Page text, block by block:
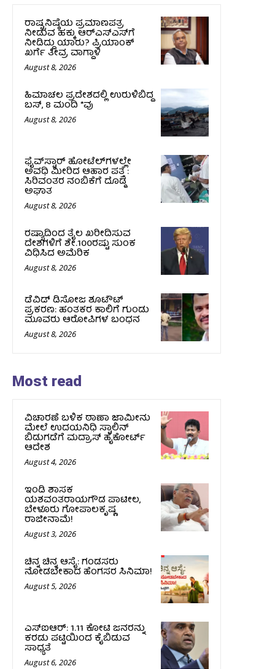
ರಾಷ್ಟ್ರನಿಷ್ಠೆಯ ಪ್ರಮಾಣಪತ್ರ
ನೀಡುವ ಹಕ್ಕು ಆರ್‌ಎಸ್‌ಎಸ್‌ಗೆ
ನೀಡಿದ್ದು ಯಾರು? ಪ್ರಿಯಾಂಕ್
ಖರ್ಗೆ ತೀವ್ರ ವಾಗ್ದಾಳಿ
August 8, 2026
ಹಿಮಾಚಲ ಪ್ರದೇಶದಲ್ಲಿ ಉರುಳಿಬಿದ್ದ
ಬಸ್‌, 8 ಮಂದಿ *ವು
August 8, 2026
ಫೈವ್‌ಸ್ಟಾರ್ ಹೋಟೆಲ್‌ಗಳಲ್ಲೇ
ಅವಧಿ ಮೀರಿದ ಆಹಾರ ಪತ್ತೆ :
ಸಿರಿವಂತರ ನಂಬಿಕೆಗೆ ದೊಡ್ಡ
ಅಘಾತ
August 8, 2026
ರಷ್ಯಾದಿಂದ ತೈಲ ಖರೀದಿಸುವ
ದೇಶಗಳಿಗೆ ಶೇ.100ರಷ್ಟು ಸುಂಕ
ವಿಧಿಸಿದ ಅಮೆರಿಕ
August 8, 2026
ಡೆವಿಡ್ ಡಿಸೋಜ ಶೂಟೌಟ್
ಪ್ರಕರಣ: ಹಂತಕರ ಕಾಲಿಗೆ ಗುಂಡು
ಮೂವರು ಆರೋಪಿಗಳ ಬಂಧನ
August 8, 2026
Most read
ವಿಚಾರಣೆ ಬಳಿಕ ಠಾಣಾ ಜಾಮೀನು
ಮೇಲೆ ಉದಯನಿಧಿ ಸ್ಟಾಲಿನ್‌
ಬಿಡುಗಡೆಗೆ ಮದ್ರಾಸ್‌ ಹೈಕೋರ್ಟ್‌
ಆದೇಶ
August 4, 2026
ಇಂಡಿ ಶಾಸಕ
ಯಶವಂತರಾಯಗೌಡ ಪಾಟೀಲ,
ಬೇಳೂರು ಗೋಪಾಲಕೃಷ್ಣ
ರಾಜೀನಾಮೆ!
August 3, 2026
ಚಿನ್ನ ಚಿನ್ನ ಆಸೈ: ಗಂಡಸರು
ನೋಡಬೇಕಾದ ಹೆಂಗಸರ ಸಿನಿಮಾ!
August 5, 2026
ಎಸ್‌ಐಆರ್‌: 1.11 ಕೋಟಿ ಜನರನ್ನು
ಕರಡು ಪಟ್ಟಿಯಿಂದ ಕೈಬಿಡುವ
ಸಾಧ್ಯತೆ
August 6, 2026